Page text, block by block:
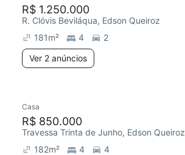
R$ 1.250.000
R. Clóvis Beviláqua, Edson Queiroz
181m² 4
2
Ver 2 anúncios
Casa
R$ 850.000
Travessa Trinta de Junho, Edson Queiroz
182m² 4
4